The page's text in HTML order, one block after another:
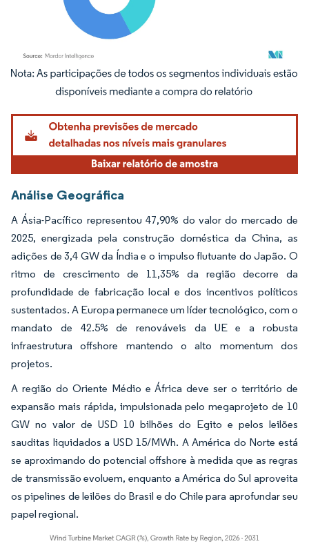
Imagem © Mordor Intelligence. O reuso requer atribuição conforme CC BY 4.0.
Análise Geográfica
A Ásia-Pacífico representou 47,90% do valor do mercado de
2025, energizada pela construção doméstica da China, as
adições de 3,4 GW da Índia e o impulso flutuante do Japão. O
ritmo de crescimento de 11,35% da região decorre da
profundidade de fabricação local e dos incentivos políticos
sustentados. A Europa permanece um líder tecnológico, com o
mandato de 42.5% de renováveis da UE e a robusta
infraestrutura offshore mantendo o alto momentum dos
projetos.
A região do Oriente Médio e África deve ser o território de
expansão mais rápida, impulsionada pelo megaprojeto de 10
GW no valor de USD 10 bilhões do Egito e pelos leilões
sauditas liquidados a USD 15/MWh. A América do Norte está
se aproximando do potencial offshore à medida que as regras
de transmissão evoluem, enquanto a América do Sul aproveita
os pipelines de leilões do Brasil e do Chile para aprofundar seu
papel regional.